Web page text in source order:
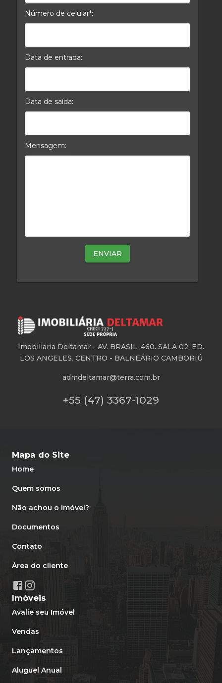
Número de celular*:
Data de entrada:
Data de saída:
Mensagem:
Imobiliaria Deltamar - AV. BRASIL, 460. SALA 02. ED.
LOS ANGELES. CENTRO - BALNEÁRIO CAMBORIÚ
admdeltamar@terra.com.br
+55 (47) 3367-1029
Mapa do Site
Home
Quem somos
Não achou o imóvel?
Documentos
Contato
Área do cliente
Imóveis
Avalie seu Imóvel
Vendas
Lançamentos
Aluguel Anual